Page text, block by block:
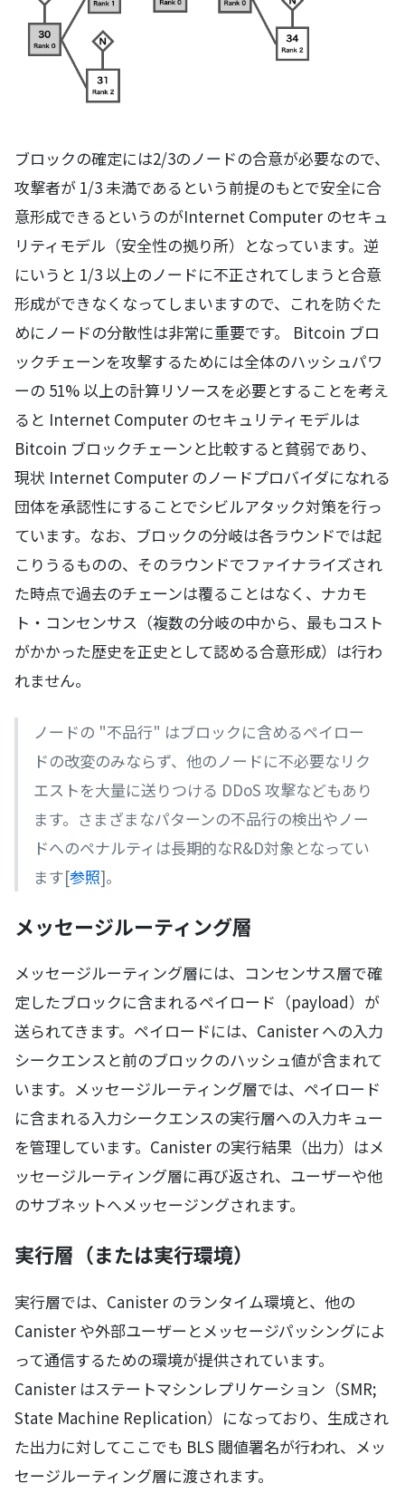
ブロックの確定には2/3のノードの合意が必要なので、
攻撃者が 1/3 未満であるという前提のもとで安全に合
意形成できるというのがInternet Computer のセキュ
リティモデル（安全性の拠り所）となっています。逆
にいうと 1/3 以上のノードに不正されてしまうと合意
形成ができなくなってしまいますので、これを防ぐた
めにノードの分散性は非常に重要です。 Bitcoin ブロ
ックチェーンを攻撃するためには全体のハッシュパワ
ーの 51% 以上の計算リソースを必要とすることを考え
ると Internet Computer のセキュリティモデルは
Bitcoin ブロックチェーンと比較すると貧弱であり、
現状 Internet Computer のノードプロバイダになれる
団体を承認性にすることでシビルアタック対策を行っ
ています。なお、ブロックの分岐は各ラウンドでは起
こりうるものの、そのラウンドでファイナライズされ
た時点で過去のチェーンは覆ることはなく、ナカモ
ト・コンセンサス（複数の分岐の中から、最もコスト
がかかった歴史を正史として認める合意形成）は行わ
れません。
ノードの "不品行" はブロックに含めるペイロー
ドの改変のみならず、他のノードに不必要なリク
エストを大量に送りつける DDoS 攻撃などもあり
ます。さまざまなパターンの不品行の検出やノー
ドへのペナルティは長期的なR&D対象となってい
ます[参照]。
メッセージルーティング層
メッセージルーティング層には、コンセンサス層で確
定したブロックに含まれるペイロード（payload）が
送られてきます。ペイロードには、Canister への入力
シークエンスと前のブロックのハッシュ値が含まれて
います。メッセージルーティング層では、ペイロード
に含まれる入力シークエンスの実行層への入力キュー
を管理しています。Canister の実行結果（出力）はメ
ッセージルーティング層に再び返され、ユーザーや他
のサブネットへメッセージングされます。
実行層（または実行環境）
実行層では、Canister のランタイム環境と、他の
Canister や外部ユーザーとメッセージパッシングによ
って通信するための環境が提供されています。
Canister はステートマシンレプリケーション（SMR;
State Machine Replication）になっており、生成され
た出力に対してここでも BLS 閾値署名が行われ、メッ
セージルーティング層に渡されます。